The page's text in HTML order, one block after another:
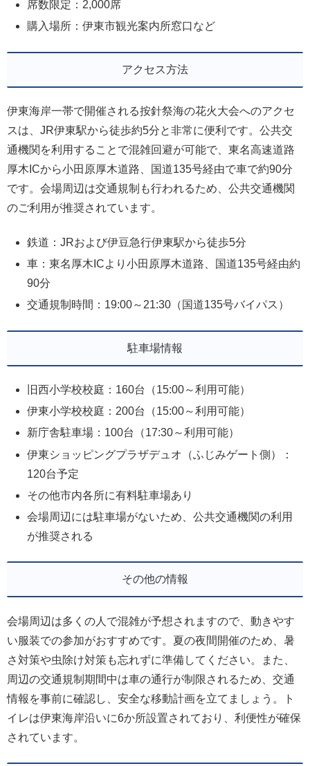
席数限定：2,000席
購入場所：伊東市観光案内所窓口など
アクセス方法
伊東海岸一帯で開催される按針祭海の花火大会へのアクセ
スは、JR伊東駅から徒歩約5分と非常に便利です。公共交
通機関を利用することで混雑回避が可能で、東名高速道路
厚木ICから小田原厚木道路、国道135号経由で車で約90分
です。会場周辺は交通規制も行われるため、公共交通機関
のご利用が推奨されています。
鉄道：JRおよび伊豆急行伊東駅から徒歩5分
車：東名厚木ICより小田原厚木道路、国道135号経由約
90分
交通規制時間：19:00～21:30（国道135号バイパス）
駐車場情報
旧西小学校校庭：160台（15:00～利用可能）
伊東小学校校庭：200台（15:00～利用可能）
新庁舎駐車場：100台（17:30～利用可能）
伊東ショッピングプラザデュオ（ふじみゲート側）：
120台予定
その他市内各所に有料駐車場あり
会場周辺には駐車場がないため、公共交通機関の利用
が推奨される
その他の情報
会場周辺は多くの人で混雑が予想されますので、動きやす
い服装での参加がおすすめです。夏の夜間開催のため、暑
さ対策や虫除け対策も忘れずに準備してください。また、
周辺の交通規制期間中は車の通行が制限されるため、交通
情報を事前に確認し、安全な移動計画を立てましょう。ト
イレは伊東海岸沿いに6か所設置されており、利便性が確保
されています。